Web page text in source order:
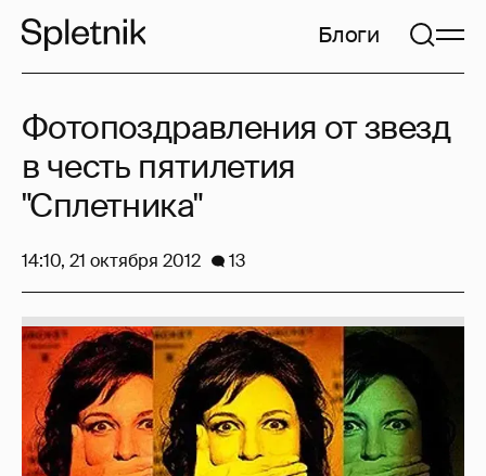
Блоги
Фотопоздравления от звезд
в честь пятилетия
"Сплетника"
14:10, 21 октября 2012 13